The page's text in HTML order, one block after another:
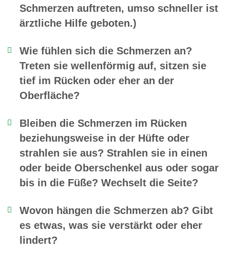
Schmerzen auftreten, umso schneller ist
ärztliche Hilfe geboten.)
Wie fühlen sich die Schmerzen an?
Treten sie wellenförmig auf, sitzen sie
tief im Rücken oder eher an der
Oberfläche?
Bleiben die Schmerzen im Rücken
beziehungsweise in der Hüfte oder
strahlen sie aus? Strahlen sie in einen
oder beide Oberschenkel aus oder sogar
bis in die Füße? Wechselt die Seite?
Wovon hängen die Schmerzen ab? Gibt
es etwas, was sie verstärkt oder eher
lindert?